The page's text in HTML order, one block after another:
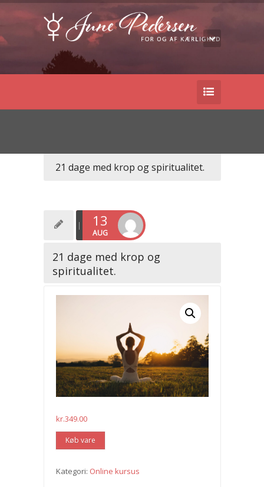
21 dage med krop og spiritualitet.
13
AUG
21 dage med krop og
spiritualitet.
kr.349.00
Køb vare
Kategori: Online kursus